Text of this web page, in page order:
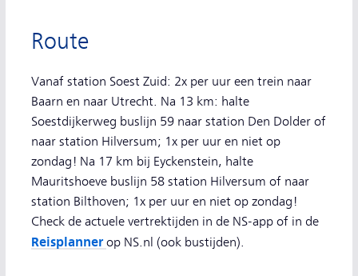
Route
Vanaf station Soest Zuid: 2x per uur een trein naar
Baarn en naar Utrecht. Na 13 km: halte
Soestdijkerweg buslijn 59 naar station Den Dolder of
naar station Hilversum; 1x per uur en niet op
zondag! Na 17 km bij Eyckenstein, halte
Mauritshoeve buslijn 58 station Hilversum of naar
station Bilthoven; 1x per uur en niet op zondag!
Check de actuele vertrektijden in de NS-app of in de
Reisplannerop NS.nl (ook bustijden).